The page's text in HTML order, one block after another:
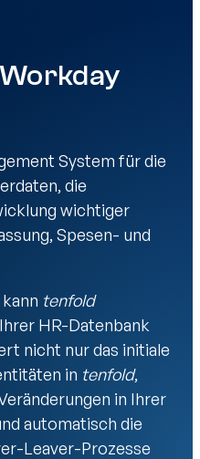
System für die
die
wichtiger
Spesen- und
tenfold
HR-Datenbank
nicht nur das initiale
in tenfold,
in Ihrer
automatisch die
Leaver-Prozesse